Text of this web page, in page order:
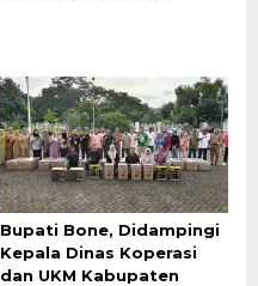
Bupati Bone, Didampingi
Kepala Dinas Koperasi
dan UKM Kabupaten